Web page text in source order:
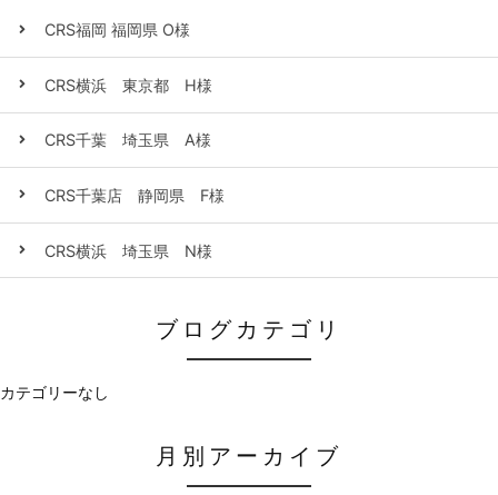
CRS福岡 福岡県 O様
CRS横浜 東京都 H様
CRS千葉 埼玉県 A様
CRS千葉店 静岡県 F様
CRS横浜 埼玉県 N様
ブログカテゴリ
カテゴリーなし
月別アーカイブ